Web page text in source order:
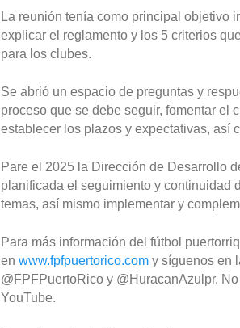
La reunión tenía como principal objetivo
explicar el reglamento y los 5 criterios
para los clubes.
Se abrió un espacio de preguntas y
proceso que se debe seguir, fomentar el
establecer los plazos y expectativas, así
Pare el 2025 la Dirección de Desarrollo
planificada el seguimiento y continuidad
temas, así mismo implementar y
Para más información del fútbol
en www.fpfpuertorico.com y síguenos en
@FPFPuertoRico y @HuracanAzulpr.
YouTube.